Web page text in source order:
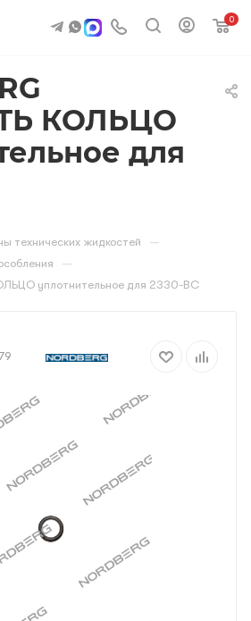
0
КОЛЬЦО
для
технических жидкостей —
—
уплотнительное для 2330-BC